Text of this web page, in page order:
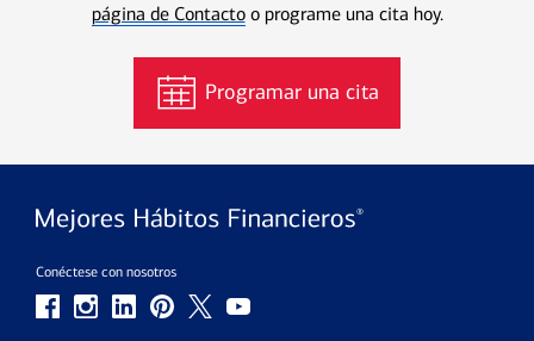
página de Contactoo programe una cita hoy.
Programar una cita
Conéctese con nosotros